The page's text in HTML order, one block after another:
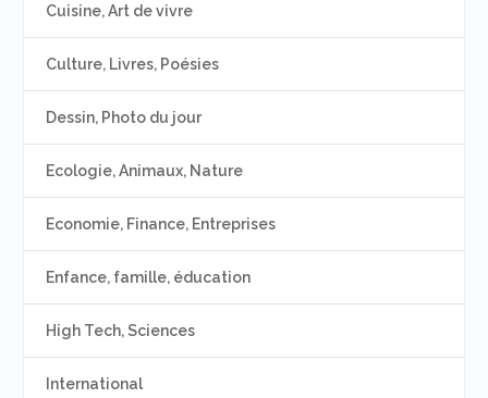
Cuisine, Art de vivre
Culture, Livres, Poésies
Dessin, Photo du jour
Ecologie, Animaux, Nature
Economie, Finance, Entreprises
Enfance, famille, éducation
High Tech, Sciences
International